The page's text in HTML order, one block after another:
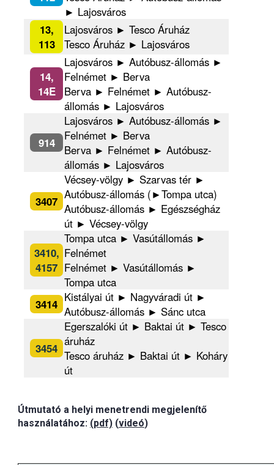
► Lajosváros
13,
113
Lajosváros ► Tesco Áruház
Tesco Áruház ► Lajosváros
14,
14E
Lajosváros ► Autóbusz-állomás ►
Felnémet ► Berva
Berva ► Felnémet ► Autóbusz-
állomás ► Lajosváros
914
Lajosváros ► Autóbusz-állomás ►
Felnémet ► Berva
Berva ► Felnémet ► Autóbusz-
állomás ► Lajosváros
3407
Vécsey-völgy ► Szarvas tér ►
Autóbusz-állomás (►Tompa utca)
Autóbusz-állomás ► Egészségház
út ► Vécsey-völgy
3410,
4157
Tompa utca ► Vasútállomás ►
Felnémet
Felnémet ► Vasútállomás ►
Tompa utca
3414 Kistályai út ► Nagyváradi út ►
Autóbusz-állomás ► Sánc utca
3454
Egerszalóki út ► Baktai út ► Tesco
áruház
Tesco áruház ► Baktai út ► Koháry
út
Útmutató a helyi menetrendi megjelenítő
használatához: (pdf) (videó)